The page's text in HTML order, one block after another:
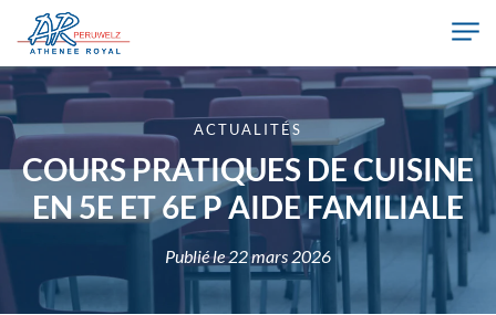
Skip to main content
Athénée Royal de Péruwelz
ACTUALITÉS
COURS PRATIQUES DE CUISINE
EN 5E ET 6E P AIDE FAMILIALE
Publié le22 mars 2026